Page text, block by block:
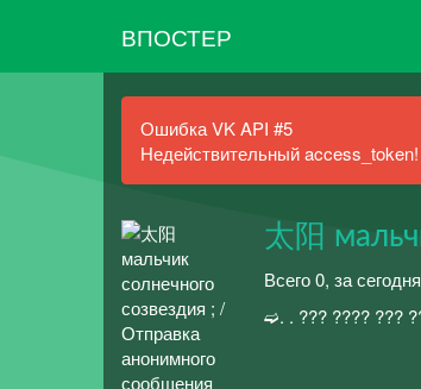
ВПОСТЕР
Ошибка VK API #5
Недействительный
太阳
Всего 0, за
➫. . ??? ???? ???